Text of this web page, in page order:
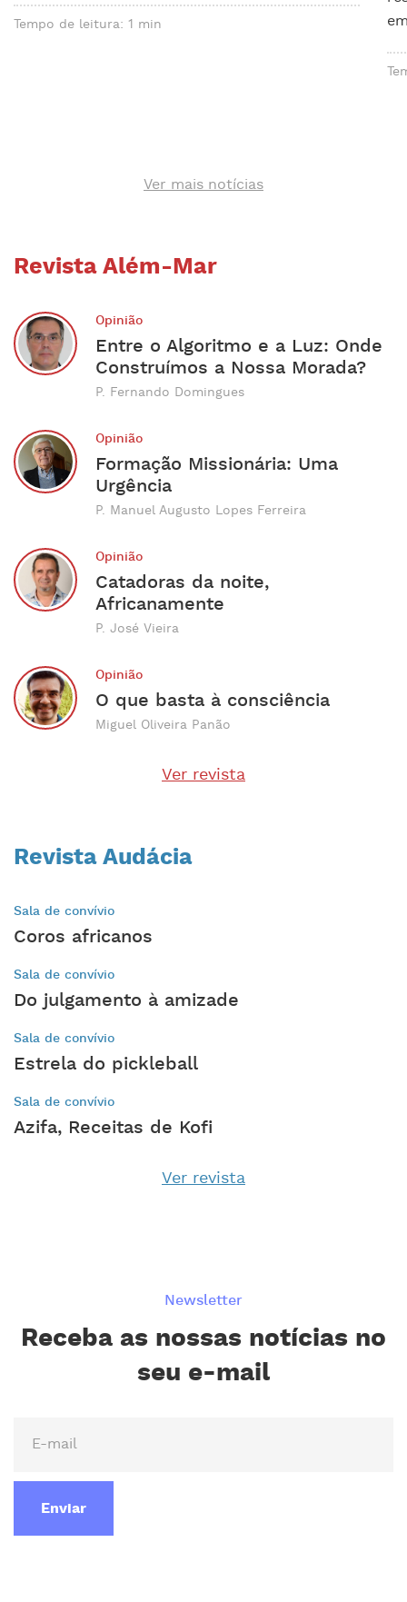
Revista Além-Mar
Opinião
Entre o Algoritmo e a Luz: Onde
Construímos a Nossa Morada?
P. Fernando Domingues
Opinião
Formação Missionária: Uma
Urgência
P. Manuel Augusto Lopes Ferreira
Opinião
Catadoras da noite,
Africanamente
P. José Vieira
Opinião
O que basta à consciência
Miguel Oliveira Panão
Ver revista
Revista Audácia
Sala de convívio
Coros africanos
Sala de convívio
Do julgamento à amizade
Sala de convívio
Estrela do pickleball
Sala de convívio
Azifa, Receitas de Kofi
Ver revista
Tempo de leitura: 1 min
Ver mais notícias
Newsletter
Receba as nossas notícias no
seu e-mail
Enviar